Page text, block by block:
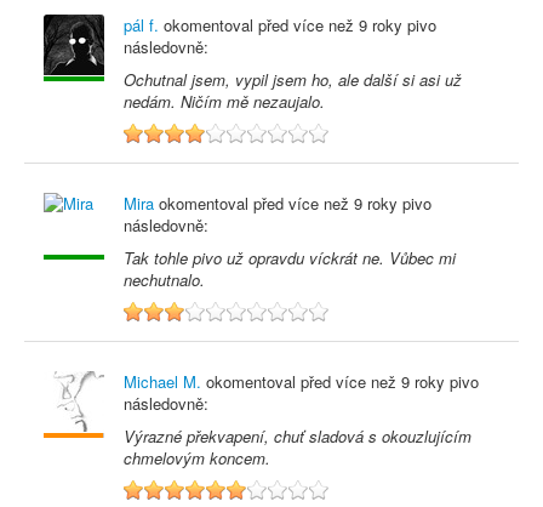
pál f. okomentoval před více než 9 roky pivo
následovně:
Ochutnal jsem, vypil jsem ho, ale další si asi už
nedám. Ničím mě nezaujalo.
4
Mira okomentoval před více než 9 roky pivo
následovně:
Tak tohle pivo už opravdu víckrát ne. Vůbec mi
nechutnalo.
3
Michael M. okomentoval před více než 9 roky pivo
následovně:
Výrazné překvapení, chuť sladová s okouzlujícím
chmelovým koncem.
6